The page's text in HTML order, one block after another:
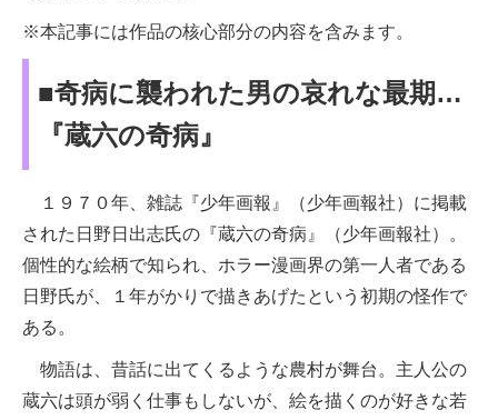
※本記事には作品の核心部分の内容を含みます。
■奇病に襲われた男の哀れな最期…
『蔵六の奇病』
１９７０年、雑誌『少年画報』（少年画報社）に掲載
された日野日出志氏の『蔵六の奇病』（少年画報社）。
個性的な絵柄で知られ、ホラー漫画界の第一人者である
日野氏が、１年がかりで描きあげたという初期の怪作で
ある。
物語は、昔話に出てくるような農村が舞台。主人公の
蔵六は頭が弱く仕事もしないが、絵を描くのが好きな若